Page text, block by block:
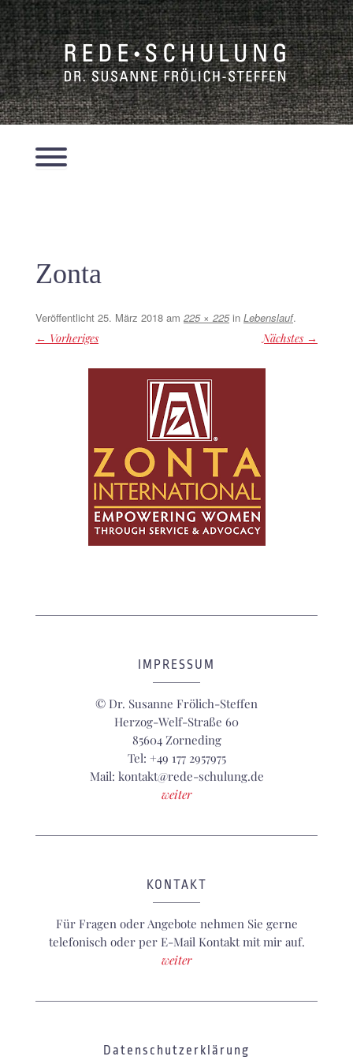
Zum
springen
Menü
Zonta
Veröffentlicht 25. März 2018 am 225 × 225in Lebenslauf.
← Vorheriges
Nächstes →
IMPRESSUM
© Dr. Susanne Frölich-Steffen
Herzog-Welf-Straße 60
85604 Zorneding
Tel: +49 177 2957975
Mail: kontakt@rede-schulung.de
weiter
KONTAKT
Für Fragen oder Angebote nehmen Sie gerne
telefonisch oder per E-Mail Kontakt mit mir auf.
weiter
Datenschutzerklärung